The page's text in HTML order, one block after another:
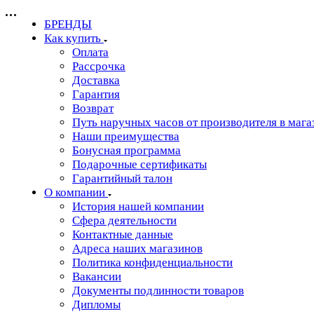
БРЕНДЫ
Как купить
Оплата
Рассрочка
Доставка
Гарантия
Возврат
Путь наручных часов от производителя в
Наши преимущества
Бонусная программа
Подарочные сертификаты
Гарантийный талон
О компании
История нашей компании
Сфера деятельности
Контактные данные
Адреса наших магазинов
Политика конфиденциальности
Вакансии
Документы подлинности товаров
Дипломы